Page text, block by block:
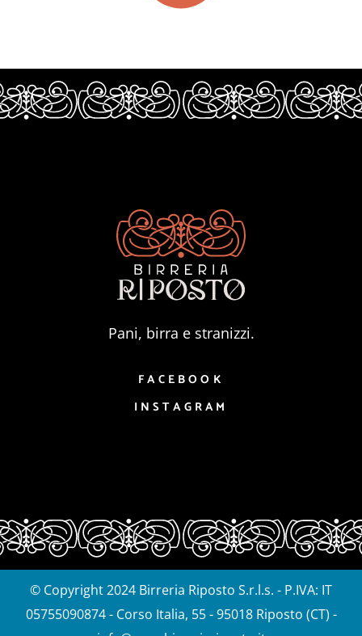
Pani, birra e stranizzi.
FACEBOOK
INSTAGRAM
© Copyright 2024 Birreria Riposto S.r.l.s. - P.IVA: IT
05755090874 - Corso Italia, 55 - 95018 Riposto (CT) -